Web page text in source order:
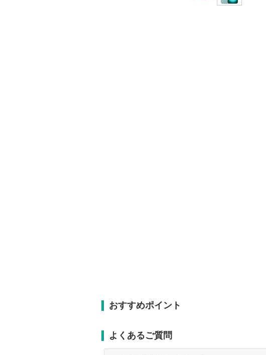
おすすめポイント
よくあるご質問